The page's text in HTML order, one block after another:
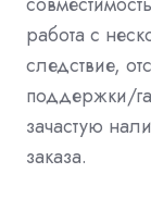
работа с
следствие,
поддержки/
зачастую
заказа.